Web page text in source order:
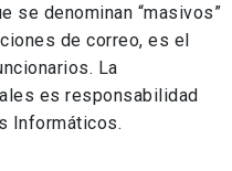
se denominan “masivos”
de correo, es el
La
es responsabilidad
Informáticos.